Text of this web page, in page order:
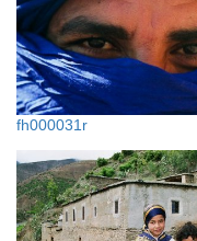
fh000031r